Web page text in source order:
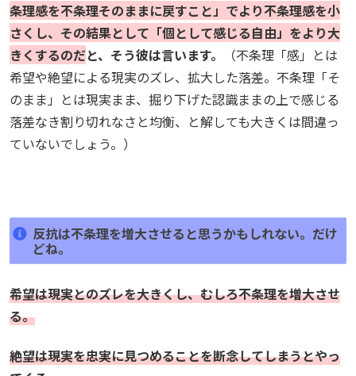
条理感を不条理そのままに戻すこと」でより不条理感を小
さくし、その結果として「個として感じる自由」をより大
きくするのだと、そう彼は言います。
（不条理「感」とは
希望や絶望による現実のズレ、拡大した落差。不条理「そ
のまま」とは現実まま、掘り下げた認識ままの上で感じる
落差なき割り切れなさと均衡、と解しても大きくは間違っ
ていないでしょう。）
反抗は不条理を増大させると思うかもしれない。だけ
どね。
希望は現実とのズレを大きくし、むしろ不条理を増大させ
る。
絶望は現実を忠実に見つめることを断念してしまうとやっ